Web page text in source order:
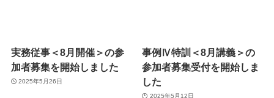
実務従事＜8月開催＞の参
加者募集を開始しました
2025年5月26日
事例Ⅳ特訓＜8月講義＞の
参加者募集受付を開始しま
した
2025年5月12日